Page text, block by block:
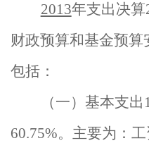
2013年支出决算
财政预算和基金预算
包括：
（一）基本支
60.75%。主要为：